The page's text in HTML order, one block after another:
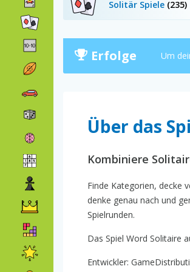
Solitär Spiele (235)
Erfolge Um
Über das
Kombiniere
Finde Kategorien, decke
denke genau nach und
Spielrunden.
Das Spiel Word Solitaire
Entwickler: